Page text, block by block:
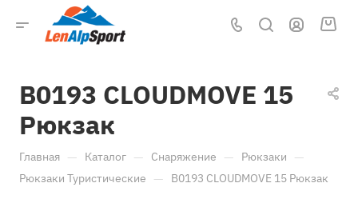
B0193 CLOUDMOVE 15
Рюкзак
Главная — Каталог — Снаряжение — Рюкзаки —
Рюкзаки Туристические — B0193 CLOUDMOVE 15 Рюкзак